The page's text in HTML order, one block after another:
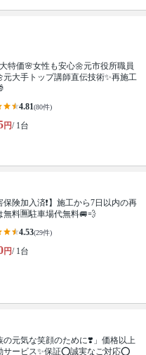
特価🌸女性も安心🌼元市役所職員
元大手トップ講師直伝技術✨再施工
4.81(80件)
円/ 1台
保険加入済❗️】施工から7日以内の再
無料🈚️駐車場代無料🚐💨
4.53(29件)
円/ 1台
の元気な笑顔のために❣️」価格以上
サービス✨保証⭕️誠実なご対応⭕️